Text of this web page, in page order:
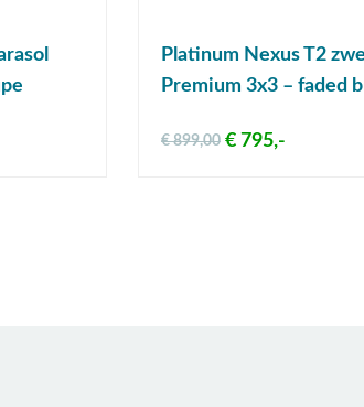
Platinum Nexus T2
Premium 3x3 – faded
€ 795,-
€ 899,00